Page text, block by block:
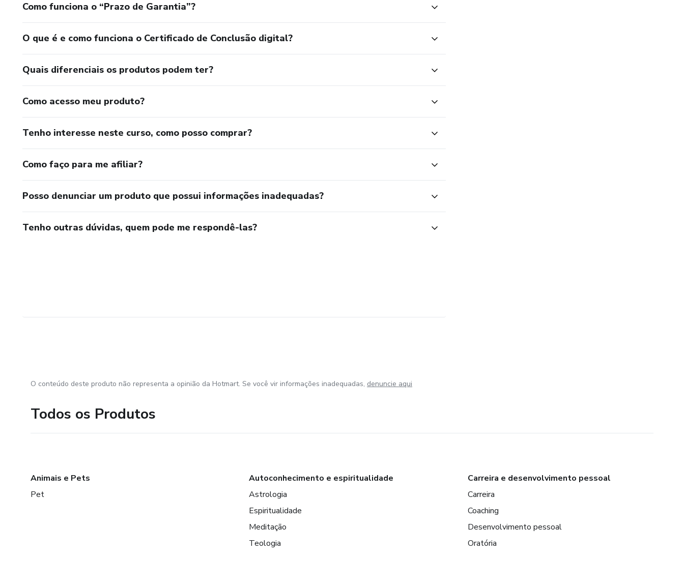
Como funciona o “Prazo de Garantia”?
O que é e como funciona o Certificado de Conclusão digital?
Quais diferenciais os produtos podem ter?
Como acesso meu produto?
Tenho interesse neste curso, como posso comprar?
Como faço para me afiliar?
Posso denunciar um produto que possui informações inadequadas?
Tenho outras dúvidas, quem pode me respondê-las?
O conteúdo deste produto não representa a opinião da Hotmart. Se você vir informações inadequadas, denuncie aqui
Todos os Produtos
Animais e Pets
Pet
Autoconhecimento e espiritualidade
Astrologia
Espiritualidade
Meditação
Teologia
Carreira e desenvolvimento pessoal
Carreira
Coaching
Desenvolvimento pessoal
Oratória